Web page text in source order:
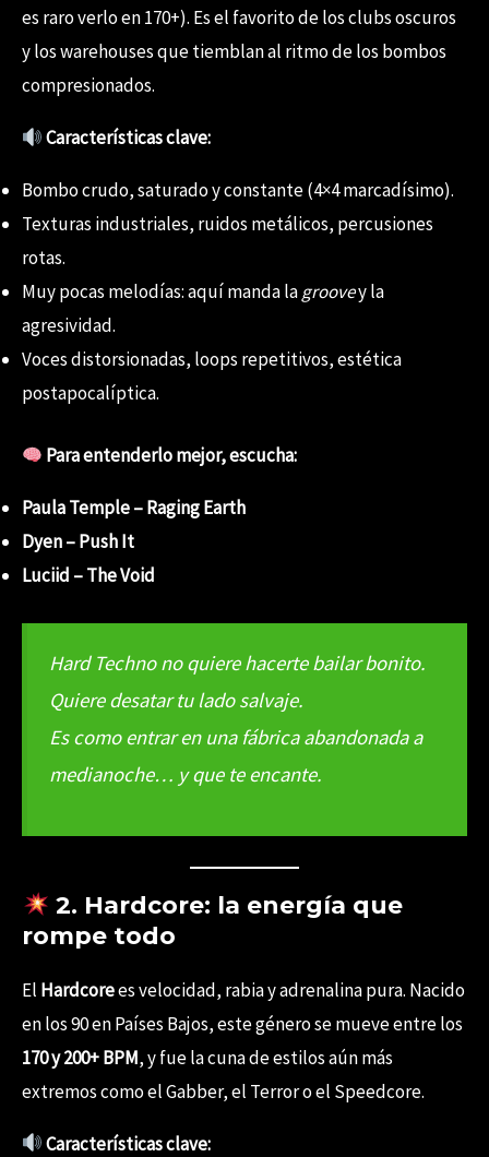
es raro verlo en 170+). Es el favorito de los clubs oscuros
y los warehouses que tiemblan al ritmo de los bombos
compresionados.
Características clave:
Bombo crudo, saturado y constante (4×4 marcadísimo).
Texturas industriales, ruidos metálicos, percusiones
rotas.
Muy pocas melodías: aquí manda lagroovey la
agresividad.
Voces distorsionadas, loops repetitivos, estética
postapocalíptica.
Para entenderlo mejor, escucha:
Paula Temple – Raging Earth
Dyen – Push It
Luciid – The Void
Hard Techno no quiere hacerte bailar bonito.
Quiere desatar tu lado salvaje.
Es como entrar en una fábrica abandonada a
medianoche… y que te encante.
2. Hardcore: la energía que
rompe todo
El Hardcorees velocidad, rabia y adrenalina pura. Nacido
en los 90 en Países Bajos, este género se mueve entre los
170 y 200+ BPM, y fue la cuna de estilos aún más
extremos como el Gabber, el Terror o el Speedcore.
Características clave: